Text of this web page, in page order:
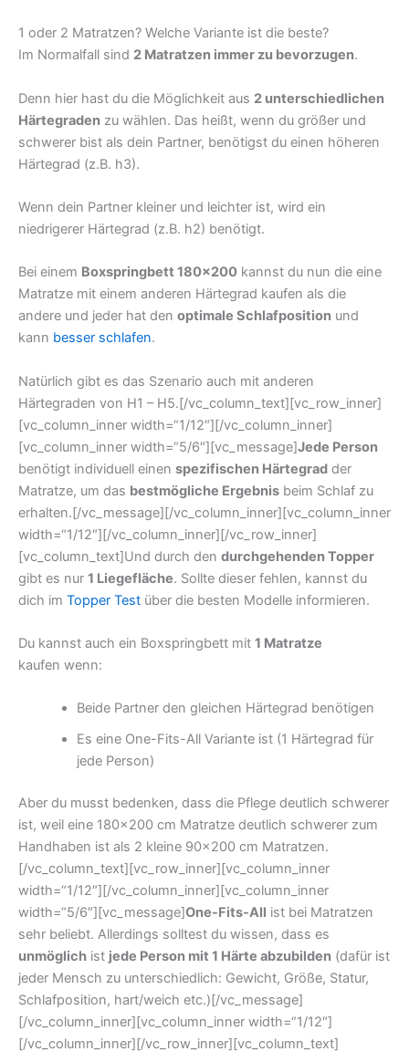
1 oder 2 Matratzen? Welche Variante ist die beste?
Im Normalfall sind 2 Matratzen immer zu bevorzugen.
Denn hier hast du die Möglichkeit aus 2 unterschiedlichen
Härtegraden zu wählen. Das heißt, wenn du größer und
schwerer bist als dein Partner, benötigst du einen höheren
Härtegrad (z.B. h3).
Wenn dein Partner kleiner und leichter ist, wird ein
niedrigerer Härtegrad (z.B. h2) benötigt.
Bei einem Boxspringbett 180×200 kannst du nun die eine
Matratze mit einem anderen Härtegrad kaufen als die
andere und jeder hat den optimale Schlafposition und
kann besser schlafen.
Natürlich gibt es das Szenario auch mit anderen
Härtegraden von H1 – H5.[/vc_column_text][vc_row_inner]
[vc_column_inner width=“1/12″][/vc_column_inner]
[vc_column_inner width=“5/6″][vc_message]Jede Person
benötigt individuell einen spezifischen Härtegrad der
Matratze, um das bestmögliche Ergebnis beim Schlaf zu
erhalten.[/vc_message][/vc_column_inner][vc_column_inner
width=“1/12″][/vc_column_inner][/vc_row_inner]
[vc_column_text]Und durch den durchgehenden Topper
gibt es nur 1 Liegefläche. Sollte dieser fehlen, kannst du
dich im Topper Test über die besten Modelle informieren.
Du kannst auch ein Boxspringbett mit 1 Matratze
kaufen wenn:
Beide Partner den gleichen Härtegrad benötigen
Es eine One-Fits-All Variante ist (1 Härtegrad für
jede Person)
Aber du musst bedenken, dass die Pflege deutlich schwerer
ist, weil eine 180×200 cm Matratze deutlich schwerer zum
Handhaben ist als 2 kleine 90×200 cm Matratzen.
[/vc_column_text][vc_row_inner][vc_column_inner
width=“1/12″][/vc_column_inner][vc_column_inner
width=“5/6″][vc_message]One-Fits-All ist bei Matratzen
sehr beliebt. Allerdings solltest du wissen, dass es
unmöglich ist jede Person mit 1 Härte abzubilden (dafür ist
jeder Mensch zu unterschiedlich: Gewicht, Größe, Statur,
Schlafposition, hart/weich etc.)[/vc_message]
[/vc_column_inner][vc_column_inner width=“1/12″]
[/vc_column_inner][/vc_row_inner][vc_column_text]